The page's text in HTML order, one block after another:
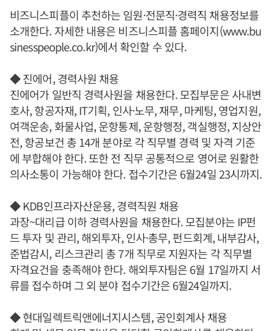
비즈니스피플이 추천하는 임원·전문직·경력직 채용정보를
소개한다. 자세한 내용은 비즈니스피플 홈페이지(www.bu
sinesspeople.co.kr)에서 확인할 수 있다.
◆ 진에어, 경력사원 채용
진에어가 일반직 경력사원을 채용한다. 모집부문은 사내변
호사, 항공자재, IT기획, 인사·노무, 재무, 마케팅, 영업지원,
여객운송, 화물사업, 운항통제, 운항행정, 객실행정, 지상안
전, 항공보건 총 14개 분야로 각 직무별 경력 및 자격 기준
에 부합해야 한다. 또한 전 직무 공통적으로 영어로 원활한
의사소통이 가능해야 한다. 접수기간은 6월24일 23시까지.
◆ KDB인프라자산운용, 경력직원 채용
과장~대리급 이하 경력사원을 채용한다. 모집분야는 IP펀
드 투자 및 관리, 해외투자, 인사·총무, 펀드회계, 내부감사,
준법감시, 리스크관리 총 7개 직무로 지원자는 각 직무별
자격요건을 충족해야 한다. 해외투자팀은 6월 17일까지 서
류를 접수하며 그 외 분야 접수기간은 6월24일까지.
◆ 현대일렉트릭앤에너지시스템, 공인회계사 채용